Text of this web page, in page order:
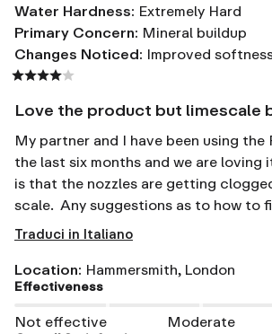
Water Hardness: Extremely Hard
Primary Concern: Mineral buildup
Changes Noticed: Improved
Love the product but limescale
My partner and I have been using the
the last six months and we are loving
is that the nozzles are getting
scale.  Any suggestions as to how to
Traduci in Italiano
Location: Hammersmith, London
Effectiveness
Not effective Moderate